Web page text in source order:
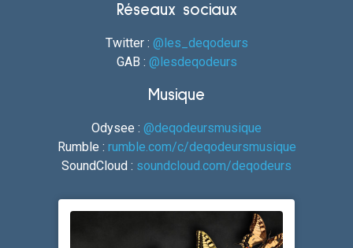
Réseaux sociaux
Twitter : @les_deqodeurs
GAB : @lesdeqodeurs
Musique
Odysee : @deqodeursmusique
Rumble : rumble.com/c/deqodeursmusique
SoundCloud : soundcloud.com/deqodeurs